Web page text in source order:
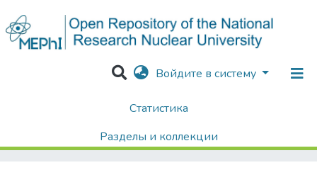
Войдите в систему
Статистика
Разделы и коллекции
ОСОБЕННОСТИ ОЦЕНКИ СТОИМОСТИ КОМПАНИИ НА ПРИМЕРЕ ПАО «КОНЦЕРН РОСЭНЕРГОАТОМ»